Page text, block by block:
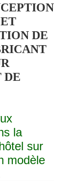
DE
DE
la
sur
modèle